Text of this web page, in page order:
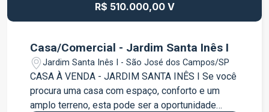
R$ 510.000,00 V
Casa/Comercial - Jardim Santa Inês I
Jardim Santa Inês I - São José dos Campos/SP
CASA À VENDA - JARDIM SANTA INÊS I Se você
procura uma casa com espaço, conforto e um
amplo terreno, esta pode ser a oportunidade